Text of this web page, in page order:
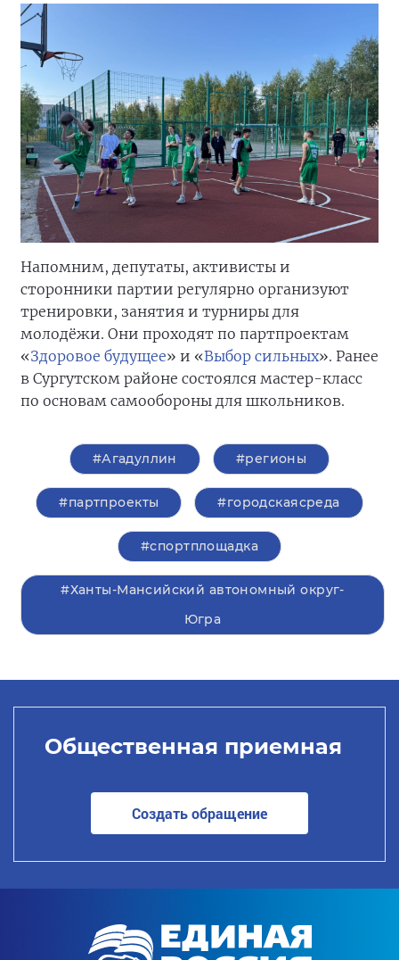
Напомним, депутаты, активисты и
сторонники партии регулярно организуют
тренировки, занятия и турниры для
молодёжи. Они проходят по партпроектам
«Здоровое будущее» и «Выбор сильных». Ранее
в Сургутском районе состоялся мастер-класс
по основам самообороны для школьников.
#Агадуллин #регионы
#партпроекты #городскаясреда
#спортплощадка
#Ханты-Мансийский автономный округ-
Югра
Общественная приемная
Создать обращение